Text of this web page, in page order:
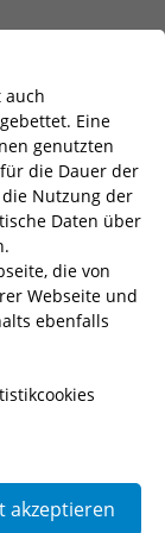
Soweit es
die
auch
Eine
genutzten
die Dauer der
die Nutzung der
Daten über
die von
Webseite und
ebenfalls
akzeptieren